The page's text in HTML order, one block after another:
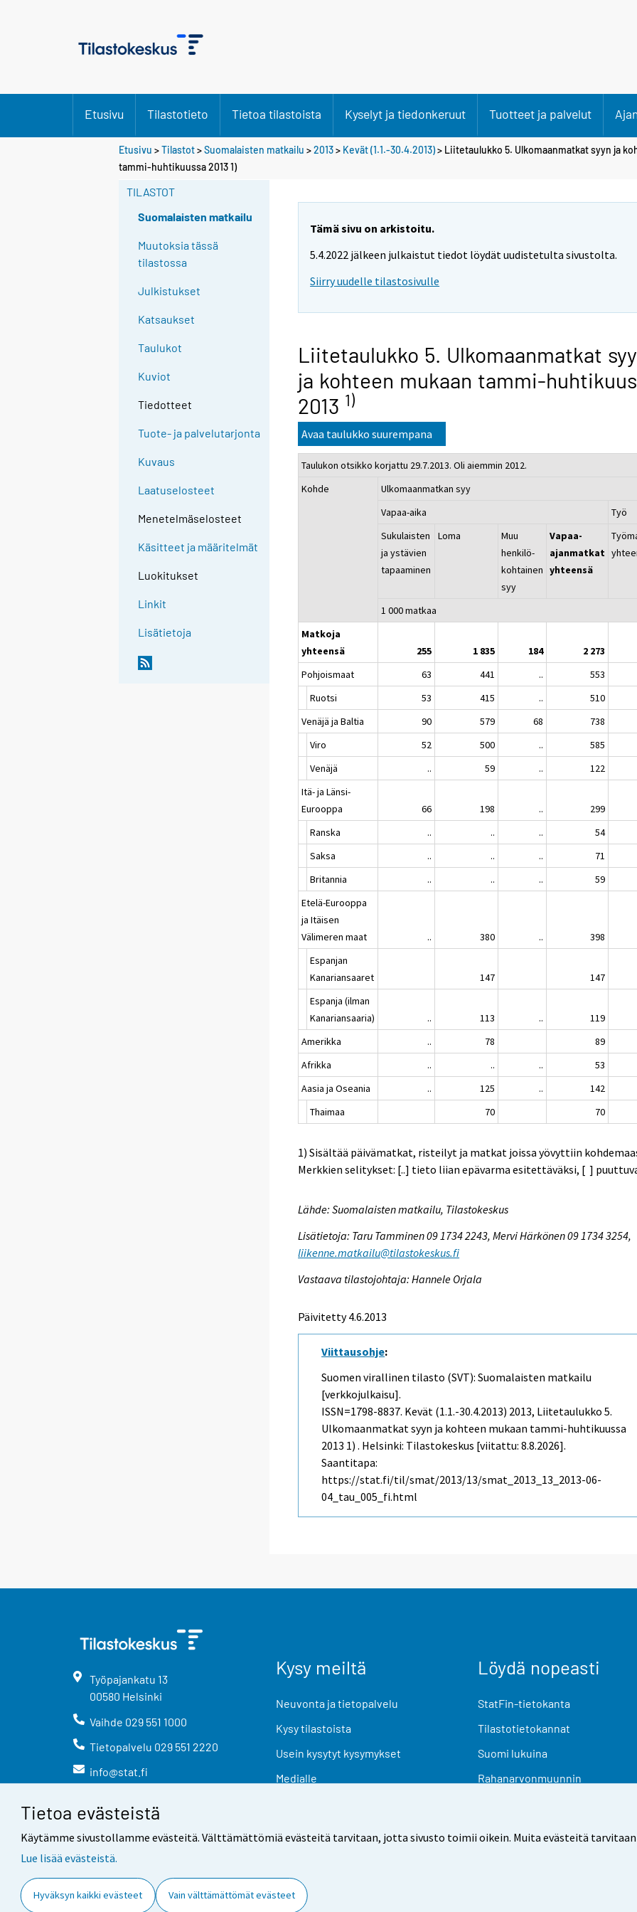
Tietoa evästeistä
Käytämme sivustollamme evästeitä. Välttämättömiä evästeitä tarvitaan, jotta sivusto toimii oikein. Muita evästeitä
Lue lisää evästeistä.
Hyväksyn kaikki evästeet Vain välttämättömät evästeet
Etusivu Tilastotieto Tietoa tilastoista Kyselyt ja tiedonkeruut Tuotteet ja palvelut
Etusivu >Tilastot>Suomalaisten matkailu >2013> Kevät (1.1.-30.4.2013)> Liitetaulukko 5. Ulkomaanmatkat syyn ja
tammi-huhtikuussa 2013 1)
TILASTOT
Suomalaisten matkailu
Muutoksia tässä
tilastossa
Julkistukset
Katsaukset
Taulukot
Kuviot
Tiedotteet
Tuote- ja palvelutarjonta
Kuvaus
Laatuselosteet
Menetelmäselosteet
Käsitteet ja määritelmät
Luokitukset
Linkit
Lisätietoja
Tämä sivu on arkistoitu.
5.4.2022 jälkeen julkaistut tiedot löydät uudistetulta sivustolta.
Siirry uudelle tilastosivulle
Liitetaulukko 5. Ulkomaanmatkat
ja kohteen mukaan tammi-
2013 1)
Avaa taulukko suurempana
Taulukon otsikko korjattu 29.7.2013. Oli aiemmin 2012.
Kohde
Ulkomaanmatkan syy
Vapaa-aika
Työ
Sukulaisten
ja ystävien
tapaaminen
Loma
Muu
henkilö-
kohtainen
syy
Vapaa-
ajanmatkat
yhteensä
1 000 matkaa
Matkoja
yhteensä
255 1 835 184 2 273
Pohjoismaat
63 441 .. 553
Ruotsi
53 415 .. 510
Venäjä ja Baltia
90 579 68 738
Viro
52 500 .. 585
Venäjä
.. 59 .. 122
Itä- ja Länsi-
Eurooppa
66 198 .. 299
Ranska
.. .. .. 54
Saksa
.. .. .. 71
Britannia
.. .. .. 59
Etelä-Eurooppa
ja Itäisen
Välimeren maat
.. 380 .. 398
Espanjan
Kanariansaaret
147
147
Espanja (ilman
Kanariansaaria)
.. 113 .. 119
Amerikka
.. 78 89
Afrikka
.. .. .. 53
Aasia ja Oseania
.. 125 .. 142
Thaimaa
70 70
1) Sisältää päivämatkat, risteilyt ja matkat joissa yövyttiin
Merkkien selitykset: [..] tieto liian epävarma esitettäväksi, [ ]
Lähde: Suomalaisten matkailu, Tilastokeskus
Lisätietoja: Taru Tamminen 09 1734 2243, Mervi Härkönen 09 1734 3254,
liikenne.matkailu@tilastokeskus.fi
Vastaava tilastojohtaja: Hannele Orjala
Päivitetty 4.6.2013
Viittausohje:
Suomen virallinen tilasto (SVT): Suomalaisten matkailu
[verkkojulkaisu].
ISSN=1798-8837. Kevät (1.1.-30.4.2013) 2013, Liitetaulukko 5.
Ulkomaanmatkat syyn ja kohteen mukaan tammi-huhtikuussa
2013 1) . Helsinki: Tilastokeskus [viitattu: 8.8.2026].
Saantitapa:
https://stat.fi/til/smat/2013/13/smat_2013_13_2013-06-
04_tau_005_fi.html
Työpajankatu 13
00580 Helsinki
Vaihde 029 551 1000
Tietopalvelu 029 551 2220
info@stat.fi
Kysy meiltä
Neuvonta ja tietopalvelu
Kysy tilastoista
Usein kysytyt kysymykset
Medialle
Löydä nopeasti
StatFin-tietokanta
Tilastotietokannat
Suomi lukuina
Rahanarvonmuunnin
Yhteystiedot Palaute